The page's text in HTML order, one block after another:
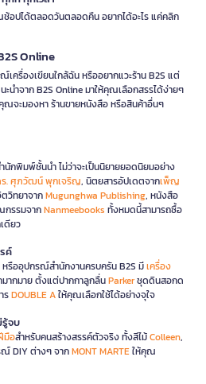
อปได้ตลอดวันตลอดคืน อยากได้อะไร แค่คลิก
Online
เครื่องเขียนใกล้ฉัน หรืออยากแวะร้าน B2S แต่
ะนำจาก B2S Online มาให้คุณเลือกสรรได้ง่ายๆ
จะมองหา ร้านขายหนังสือ หรือสินค้าอื่นๆ
นักพิมพ์ชั้นนำ ไม่ว่าจะเป็นนิยายยอดนิยมอย่าง
. ศุภวัฒน์ พุกเจริญ, นิตยสารอัปเดตจากเพ็ญ
วิทยาจากMugunghwa Publishing, หนังสือ
กรรมจากNanmeebooks ทั้งหมดนี้สามารถซื้อ
ดียว
ค์
รืออุปกรณ์สำนักงานครบครัน B2S มีเครื่อง
มากมาย ตั้งแต่ปากกาลูกลื่นParkerชุดดินสอกด
รDOUBLE Aให้คุณเลือกใช้ได้อย่างจุใจ
จบ
มือสำหรับคนสร้างสรรค์ตัวจริง ทั้งสีไม้Colleen,
DIY ต่างๆ จากMONT MARTEให้คุณ